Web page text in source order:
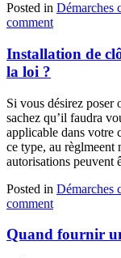
Posted in Démarches
comment
Installation de
la loi ?
Si vous désirez poser
sachez qu’il faudra
applicable dans votre
ce type, au règlmeent
autorisations peuvent
Posted in Démarches
comment
Quand fournir